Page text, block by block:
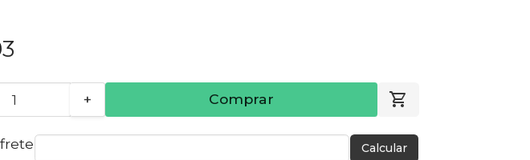
+ Comprar
Calcular